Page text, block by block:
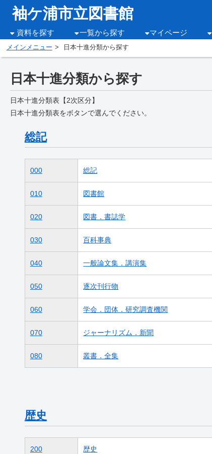
袖ケ浦市立図書館
資料を探す 一覧から探す マイページ
メインメニュー 日本十進分類から探す
日本十進分類から探す
日本十進分類表【2次区分】
日本十進分類表をボタンで選んでください。
総記
000 総記
010 図書館
020 図書．書誌学
030 百科事典
040 一般論文集．講演集
050 逐次刊行物
060 学会．団体．研究調査機関
070 ジャーナリズム．新聞
080 叢書．全集
歴史
200 歴史